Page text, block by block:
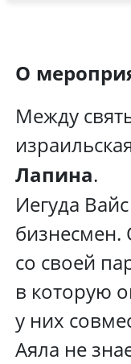
О
Между
Лапина.
Иегуда
бизнесмен.
со своей
в которую
у них
Аяла не